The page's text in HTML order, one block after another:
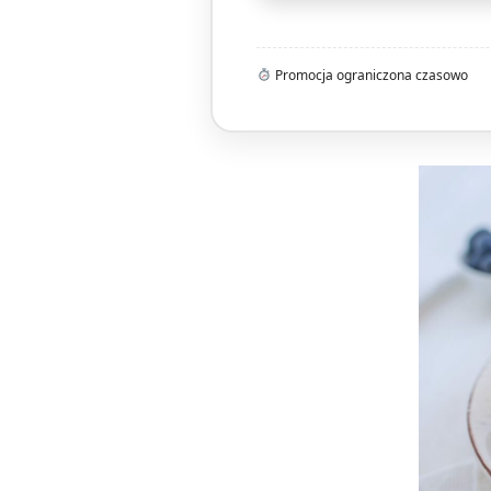
Promocja ograniczona czasowo